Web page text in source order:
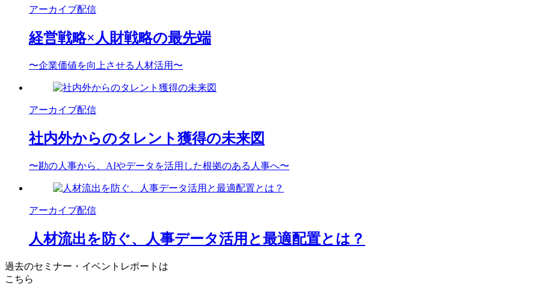
アーカイブ配信
経営戦略×人財戦略の最先端
〜企業価値を向上させる人材活用〜
アーカイブ配信
社内外からのタレント獲得の未来図
〜勘の人事から、AIやデータを活用した根拠のある人事へ〜
アーカイブ配信
人材流出を防ぐ、人事データ活用と最適配置とは？
過去のセミナー・イベントレポートは
こちら